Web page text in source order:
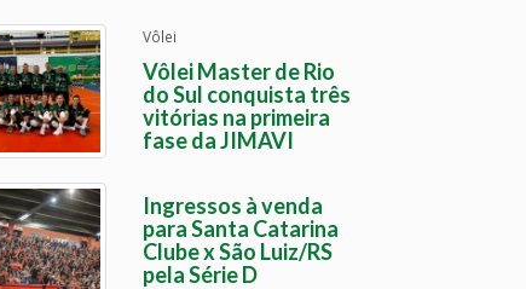
Vôlei
Vôlei Master de Rio
do Sul conquista três
vitórias na primeira
fase da JIMAVI
Ingressos à venda
para Santa Catarina
Clube x São Luiz/RS
pela Série D